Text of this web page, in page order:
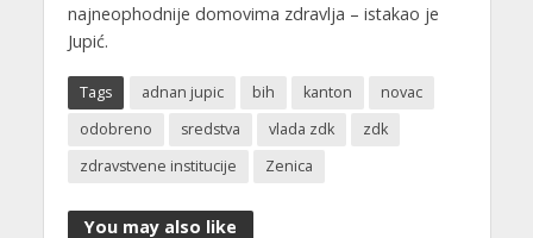
najneophodnije domovima zdravlja – istakao je
Jupić.
Tags adnan jupic bih kanton
novac
odobreno
sredstva vlada zdk
zdk
zdravstvene institucije
Zenica
You may also like